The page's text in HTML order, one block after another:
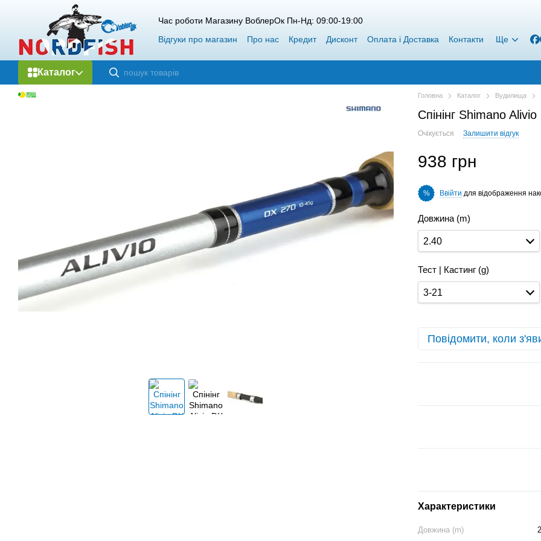
Перейти до основного контенту
Час роботи Магазину ВоблерОк Пн-Нд: 09:00-19:00
Відгуки про магазин
Про нас Кредит Дисконт Оплата і Доставка Контакти Ще
Каталог
Головна Каталог Вудилища
Спінінг Shimano
Очікується Залишити відгук
938 грн
% Ввійти для відображення
Довжина (m)
2.40
Тест | Кастинг (g)
3-21
Повідомити, коли
Характеристики
Довжина (m)